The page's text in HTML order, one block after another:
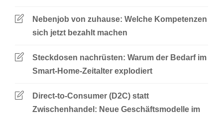
Nebenjob von zuhause: Welche Kompetenzen
sich jetzt bezahlt machen
Steckdosen nachrüsten: Warum der Bedarf im
Smart-Home-Zeitalter explodiert
Direct-to-Consumer (D2C) statt
Zwischenhandel: Neue Geschäftsmodelle im